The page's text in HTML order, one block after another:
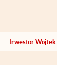
Inwestor Wojtek